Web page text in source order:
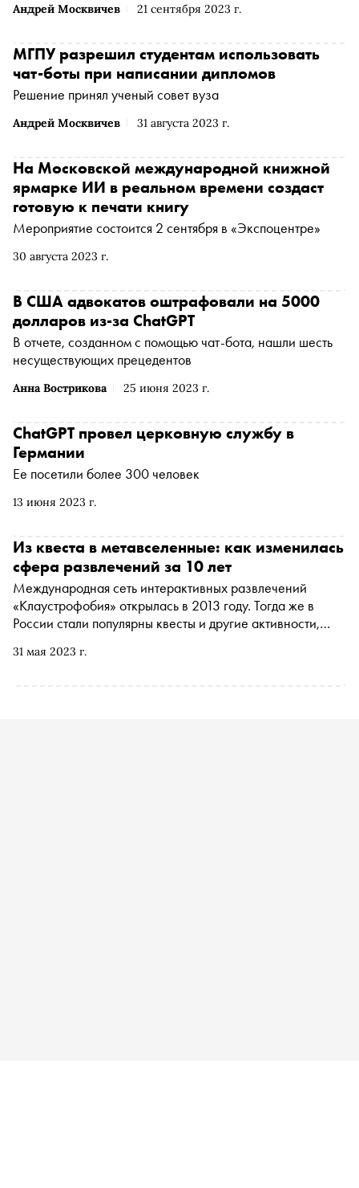
Андрей Москвичев 21 сентября 2023 г.
Андрей Москвичев 31 августа 2023 г.
МГПУ разрешил студентам использовать
чат-боты при написании дипломов
Решение принял ученый совет вуза
30 августа 2023 г.
На Московской международной книжной
ярмарке ИИ в реальном времени создаст
готовую к печати книгу
Мероприятие состоится 2 сентября в «Экспоцентре»
Анна Вострикова 25 июня 2023 г.
В США адвокатов оштрафовали на 5000
долларов из-за ChatGPT
В отчете, созданном с помощью чат-бота, нашли шесть
несуществующих прецедентов
13 июня 2023 г.
ChatGPT провел церковную службу в
Германии
Ее посетили более 300 человек
31 мая 2023 г.
Из квеста в метавселенные: как изменилась
сфера развлечений за 10 лет
Международная сеть интерактивных развлечений
«Клаустрофобия» открылась в 2013 году. Тогда же в
России стали популярны квесты и другие активности,
мир загадок и параллельных вселенных. Представитель